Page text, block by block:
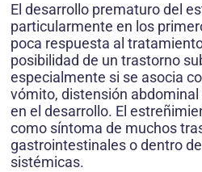
El desarrollo prematuro del
particularmente en los
poca respuesta al
posibilidad de un trastorno
especialmente si se asocia
vómito, distensión
en el desarrollo. El
como síntoma de muchos
gastrointestinales o dentro
sistémicas.